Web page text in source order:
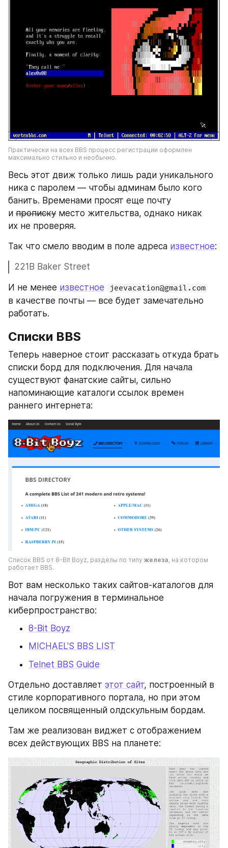
Практически на всех BBS процесс регистрации оформлен
максимально стильно и необычно.
Весь этот движ только лишь ради уникального
ника с паролем — чтобы админам было кого
банить. Временами просят еще почту
и прописку место жительства, однако никак
их не проверяя.
Так что смело вводим в поле адреса известное:
221B Baker Street
И не менее известное jeevacation@gmail.com
в качестве почты — все будет замечательно
работать.
Списки BBS
Теперь наверное стоит рассказать откуда брать
списки борд для подключения. Для начала
существуют фанатские сайты, сильно
напоминающие каталоги ссылок времен
раннего интернета:
Список BBS от 8-Bit Boyz, разделы по типу железа, на котором
работает BBS.
Вот вам несколько таких сайтов-каталогов для
начала погружения в терминальное
киберпространство:
8-Bit Boyz
MICHAEL'S BBS LIST
Telnet BBS Guide
Отдельно доставляет этот сайт, построенный в
стиле корпоративного портала, но при этом
целиком посвященный олдскульным бордам.
Там же реализован виджет с отображением
всех действующих BBS на планете: